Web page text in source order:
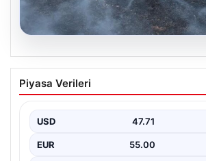
Tunceli’de otluk yangını
sıçramadan kontrol altına
arasında bulunan otlaklık bölgede henüz
belirlenemeyen bir nedenle…
Piyasa Verileri
USD 47.71
EUR 55.00